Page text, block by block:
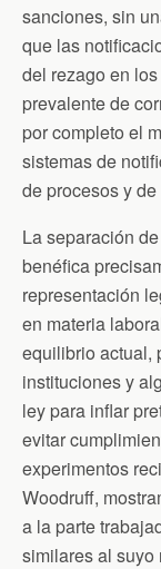
sanciones, sin
que las
del rezago en
prevalente de
por completo el
sistemas de
de procesos y
La separación
benéfica
representación
en materia
equilibrio actual,
instituciones y
ley para inflar
evitar
experimentos
Woodruff,
a la parte
similares al suyo